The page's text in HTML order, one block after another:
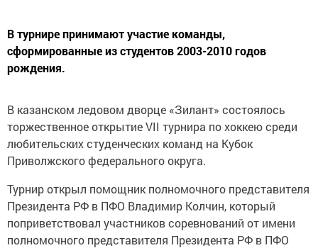
В турнире принимают участие команды,
сформированные из студентов 2003-2010 годов
рождения.
В казанском ледовом дворце «Зилант» состоялось
торжественное открытие VII турнира по хоккею среди
любительских студенческих команд на Кубок
Приволжского федерального округа.
Турнир открыл помощник полномочного представителя
Президента РФ в ПФО Владимир Колчин, который
поприветствовал участников соревнований от имени
полномочного представителя Президента РФ в ПФО